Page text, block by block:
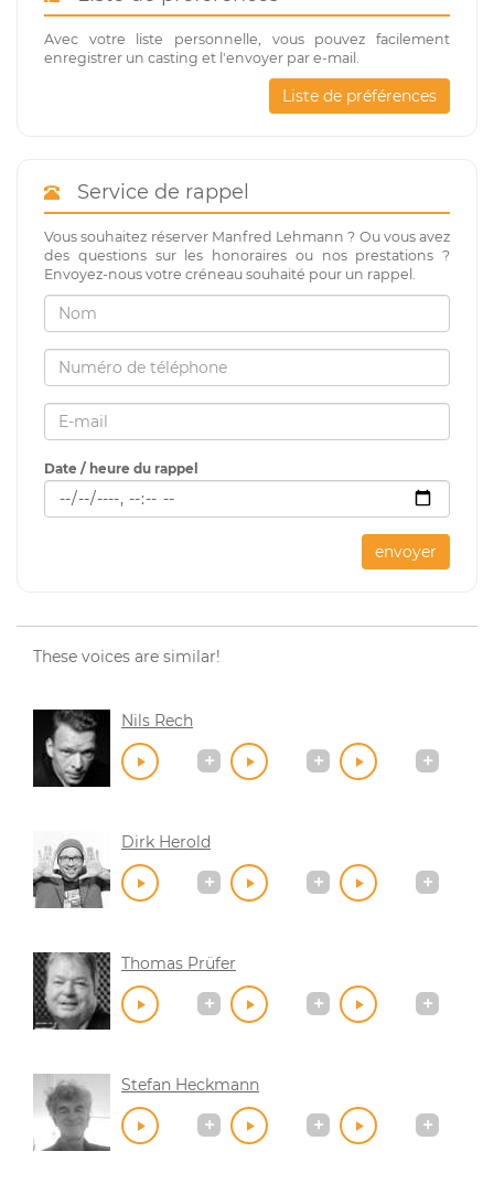
Avec votre liste personnelle, vous pouvez facilement
enregistrer un casting et l'envoyer par e-mail.
Liste de préférences
Service de rappel
Vous souhaitez réserver Manfred Lehmann ? Ou vous avez
des questions sur les honoraires ou nos prestations ?
Envoyez-nous votre créneau souhaité pour un rappel.
Date / heure du rappel
envoyer
These voices are similar!
Nils Rech
Dirk Herold
Thomas Prüfer
Stefan Heckmann